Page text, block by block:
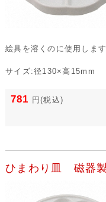
絵具を溶くのに使用します
サイズ:径130×高15mm
781 円 (税込)
ひまわり皿 磁器製